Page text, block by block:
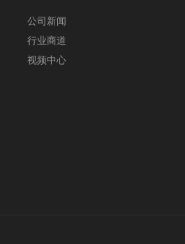
公司新闻
行业商道
视频中心